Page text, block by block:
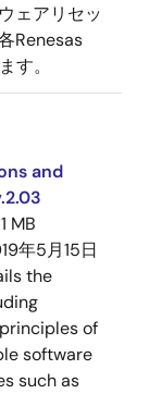
ェアリセッ
Renesas
す。
and
MB
年5月15日
the
of
software
such as